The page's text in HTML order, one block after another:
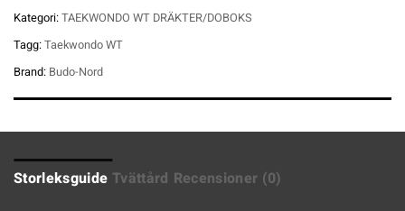
Kategori:TAEKWONDO WT DRÄKTER/DOBOKS
Tagg:Taekwondo WT
Brand: Budo-Nord
Storleksguide Tvättård Recensioner (0)